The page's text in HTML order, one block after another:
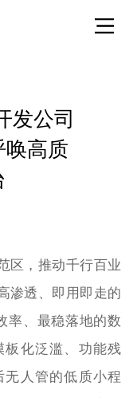
发公司
唤高质
区，推动千行百业
渗透、即用即走的
率、最稳落地的数
板化泛滥、功能残
无人管的低质小程